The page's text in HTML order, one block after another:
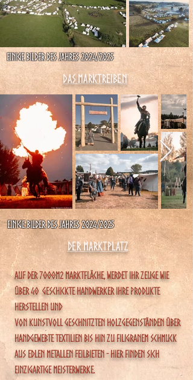
Einige Bilder des Jahres 2024/2025​
Das Marktreiben
Einige Bilder des Jahres 2024/​2025
Der MArktplatz
Auf der 7000M2 Marktfläche, werdet ihr zeuge wie
über 40 geschickte handwerker ihre produkte
herstellen und
Von kunstvoll geschnitzten Holzgegenständen über
handgewebte Textilien bis hin zu filigranem Schmuck
aus edlen Metallen feilbieten - hier finden sich
einzigartige Meisterwerke.